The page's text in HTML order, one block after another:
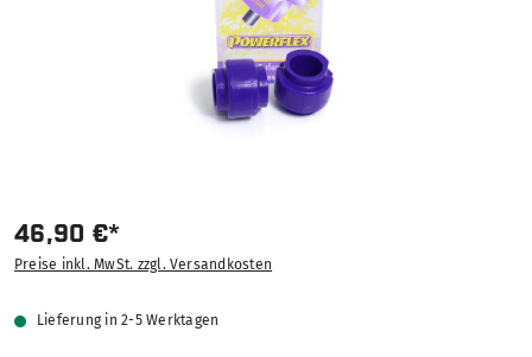
46,90 €*
Preise inkl. MwSt. zzgl. Versandkosten
Lieferung in 2-5 Werktagen